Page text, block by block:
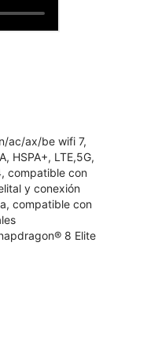
ac/ax/be wifi 7,
HSPA+, LTE,5G,
compatible con
y conexión
compatible con
8 Elite